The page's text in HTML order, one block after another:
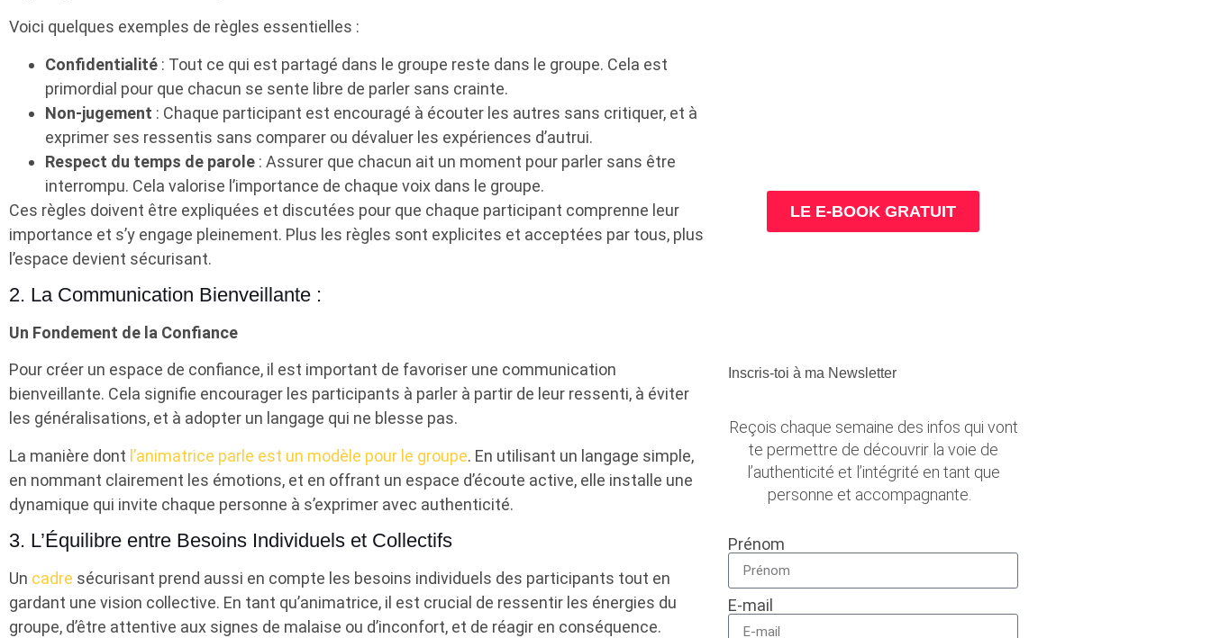
Voici quelques exemples de règles essentielles :
Confidentialité : Tout ce qui est partagé dans le groupe reste dans le groupe. Cela est
primordial pour que chacun se sente libre de parler sans crainte.
Non-jugement : Chaque participant est encouragé à écouter les autres sans critiquer, et à
exprimer ses ressentis sans comparer ou dévaluer les expériences d’autrui.
Respect du temps de parole : Assurer que chacun ait un moment pour parler sans être
interrompu. Cela valorise l’importance de chaque voix dans le groupe.
Ces règles doivent être expliquées et discutées pour que chaque participant comprenne leur
importance et s’y engage pleinement. Plus les règles sont explicites et acceptées par tous, plus
l’espace devient sécurisant.
2. La Communication Bienveillante :
Un Fondement de la Confiance
Pour créer un espace de confiance, il est important de favoriser une communication
bienveillante. Cela signifie encourager les participants à parler à partir de leur ressenti, à éviter
les généralisations, et à adopter un langage qui ne blesse pas.
La manière dont l’animatrice parle est un modèle pour le groupe. En utilisant un langage simple,
en nommant clairement les émotions, et en offrant un espace d’écoute active, elle installe une
dynamique qui invite chaque personne à s’exprimer avec authenticité.
3. L’Équilibre entre Besoins Individuels et Collectifs
Un cadre sécurisant prend aussi en compte les besoins individuels des participants tout en
gardant une vision collective. En tant qu’animatrice, il est crucial de ressentir les énergies du
groupe, d’être attentive aux signes de malaise ou d’inconfort, et de réagir en conséquence.
LE E-BOOK GRATUIT
Inscris-toi à ma Newsletter
Reçois chaque semaine des infos qui vont
te permettre de découvrir la voie de
l’authenticité et l’intégrité en tant que
personne et accompagnante.
Prénom
E-mail